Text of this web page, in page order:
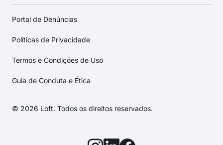
Portal de Denúncias
Políticas de Privacidade
Termos e Condições de Uso
Guia de Conduta e Ética
© 2026 Loft. Todos os direitos reservados.